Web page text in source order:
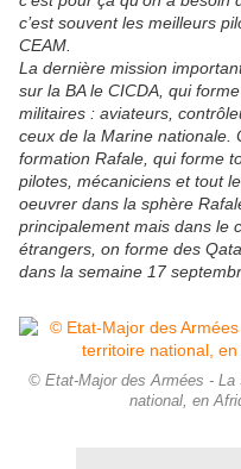
c’est souvent les meilleurs
CEAM.
La dernière mission
sur la BA le CICDA, qui
militaires : aviateurs,
ceux de la Marine nationale.
formation Rafale, qui forme
pilotes, mécaniciens et tout
oeuvrer dans la sphère
principalement mais dans le
étrangers, on forme des
dans la semaine 17
© Etat-Major des Armées - La
national, en